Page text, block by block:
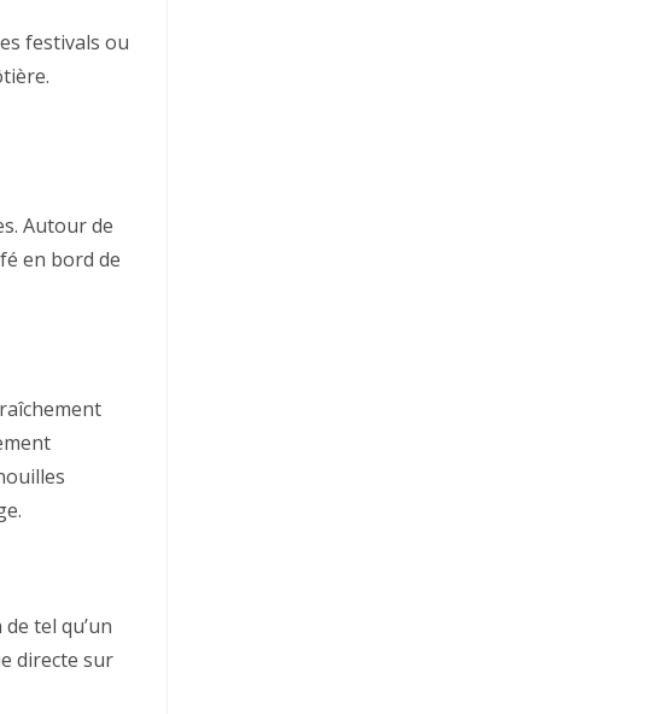
festivals ou
Autour de
en bord de
de tel qu’un
directe sur